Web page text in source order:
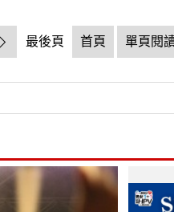
最後頁 首頁 單頁閱